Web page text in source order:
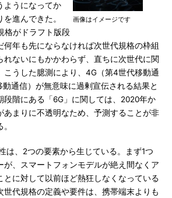
画像はイメージです
ようになってか
進んできた。
格がドラフト版段
何年も先にならなければ次世代規格の枠組
れないにもかかわらず、直ちに次世代に関
こうした臆測により、4G（第4世代移動通
通信）が無意味に過剰宣伝される結果と
段階にある「6G」に関しては、2020年か
あまりに不透明なため、予測することが非
は、2つの要素から生じている。まず1つ
が、スマートフォンモデルが絶え間なくア
とに対して以前ほど熱狂しなくなっている
世代規格の定義や要件は、携帯端末よりも